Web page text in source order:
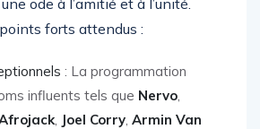
une ode à l’amitié et à l’unité.
forts attendus :
: La programmation
influents tels que Nervo,
, Joel Corry, Armin Van